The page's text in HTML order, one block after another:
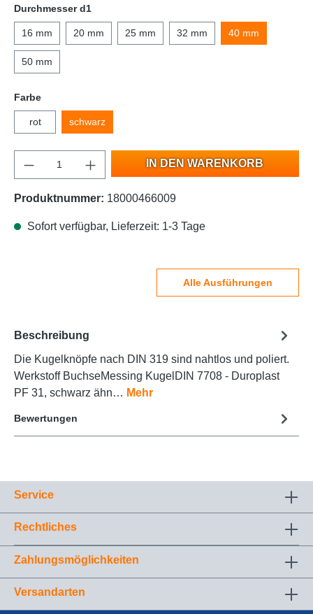
Durchmesser d1
16 mm 20 mm 25 mm 32 mm 40 mm
50 mm
Farbe
rot schwarz
IN DEN WARENKORB
Produktnummer: 18000466009
Sofort verfügbar, Lieferzeit: 1-3 Tage
Alle Ausführungen
Beschreibung
Die Kugelknöpfe nach DIN 319 sind nahtlos und poliert.
Werkstoff BuchseMessing KugelDIN 7708 - Duroplast
PF 31, schwarz ähn… Mehr
Bewertungen
Service
Rechtliches
Zahlungsmöglichkeiten
Versandarten